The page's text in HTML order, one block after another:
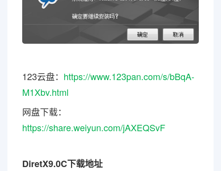
123云盘： https://www.123pan.com/s/bBqA-
M1Xbv.html
网盘下载：
https://share.weiyun.com/jAXEQSvF
DiretX9.0C下载地址